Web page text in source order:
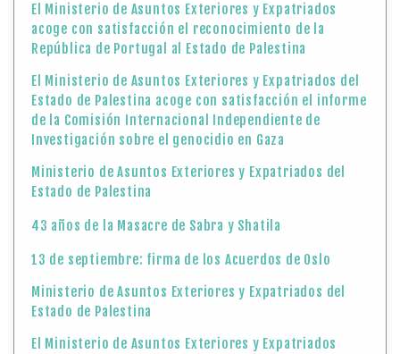
El Ministerio de Asuntos Exteriores y Expatriados
acoge con satisfacción el reconocimiento de la
República de Portugal al Estado de Palestina
El Ministerio de Asuntos Exteriores y Expatriados del
Estado de Palestina acoge con satisfacción el informe
de la Comisión Internacional Independiente de
Investigación sobre el genocidio en Gaza
Ministerio de Asuntos Exteriores y Expatriados del
Estado de Palestina
43 años de la Masacre de Sabra y Shatila
13 de septiembre: firma de los Acuerdos de Oslo
Ministerio de Asuntos Exteriores y Expatriados del
Estado de Palestina
El Ministerio de Asuntos Exteriores y Expatriados